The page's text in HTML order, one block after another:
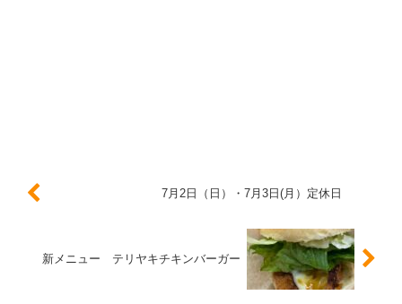
7月2日（日）・7月3日(月）定休日
新メニュー テリヤキチキンバーガー